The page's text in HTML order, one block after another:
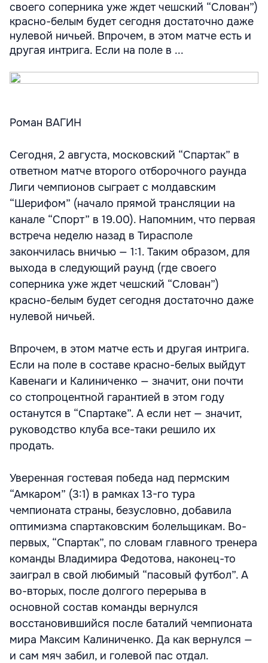
своего соперника уже ждет чешский “Слован”)
красно-белым будет сегодня достаточно даже
нулевой ничьей. Впрочем, в этом матче есть и
другая интрига. Если на поле в ...
Роман ВАГИН
Сегодня, 2 августа, московский “Спартак” в
ответном матче второго отборочного раунда
Лиги чемпионов сыграет с молдавским
“Шерифом” (начало прямой трансляции на
канале “Спорт” в 19.00). Напомним, что первая
встреча неделю назад в Тирасполе
закончилась вничью — 1:1. Таким образом, для
выхода в следующий раунд (где своего
соперника уже ждет чешский “Слован”)
красно-белым будет сегодня достаточно даже
нулевой ничьей.
Впрочем, в этом матче есть и другая интрига.
Если на поле в составе красно-белых выйдут
Кавенаги и Калиниченко — значит, они почти
со стопроцентной гарантией в этом году
останутся в “Спартаке”. А если нет — значит,
руководство клуба все-таки решило их
продать.
Уверенная гостевая победа над пермским
“Амкаром” (3:1) в рамках 13-го тура
чемпионата страны, безусловно, добавила
оптимизма спартаковским болельщикам. Во-
первых, “Спартак”, по словам главного тренера
команды Владимира Федотова, наконец-то
заиграл в свой любимый “пасовый футбол”. А
во-вторых, после долгого перерыва в
основной состав команды вернулся
восстановившийся после баталий чемпионата
мира Максим Калиниченко. Да как вернулся —
и сам мяч забил, и голевой пас отдал.